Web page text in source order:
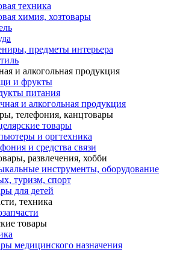
техника
химия, хозтовары
предметы интерьера
и алкогольная продукция
и фрукты
питания
и алкогольная продукция
телефония, канцтовары
товары
и оргтехника
и средства связи
развлечения, хобби
инструменты, оборудование
туризм, спорт
для детей
техника
товары
медицинского назначения